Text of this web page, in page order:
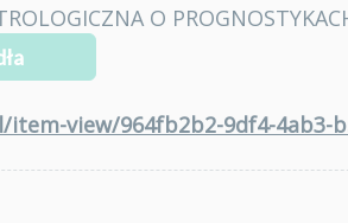
O
view/964fb2b2-9df4-4ab3-